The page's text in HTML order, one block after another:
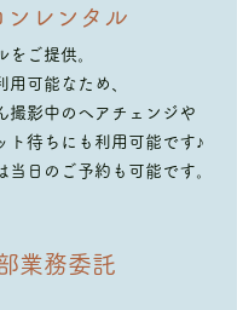
ンレンタル
をご提供。
用可能なため、
撮影中のヘアチェンジや
ト待ちにも利用可能です♪
当日のご予約も可能です。
業務委託